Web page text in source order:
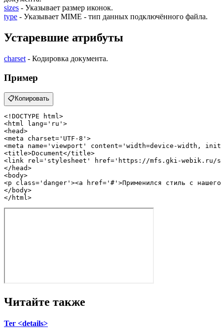
sizes - Указывает размер иконок.
type - Указывает MIME - тип данных подключённого файла.
Устаревшие атрибуты
charset - Кодировка документа.
Пример
📋 Копировать
<!DOCTYPE html>
<html lang= 'ru' >
<head>
<meta charset= 'UTF-8' >
<meta name= 'viewport' content= 'width=device-width,
<title>Document</title>
<link rel= 'stylesheet' href= 'https://mfs.gki-webik.ru/
</ head>
<body>
<p class= 'danger' ><a href= '#' >Применился стиль с
</ body>
</ html>
Читайте также
Тег <details>